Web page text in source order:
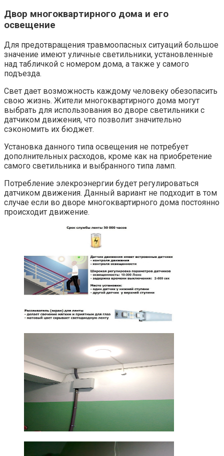
Двор многоквартирного дома и его
освещение
Для предотвращения травмоопасных ситуаций большое
значение имеют уличные светильники, установленные
над табличкой с номером дома, а также у самого
подъезда.
Свет дает возможность каждому человеку обезопасить
свою жизнь. Жители многоквартирного дома могут
выбрать для использования во дворе светильники с
датчиком движения, что позволит значительно
сэкономить их бюджет.
Установка данного типа освещения не потребует
дополнительных расходов, кроме как на приобретение
самого светильника и выбранного типа ламп.
Потребление элекроэнергии будет регулироваться
датчиком движения. Данный вариант не подходит в том
случае если во дворе многоквартирного дома постоянно
происходит движение.